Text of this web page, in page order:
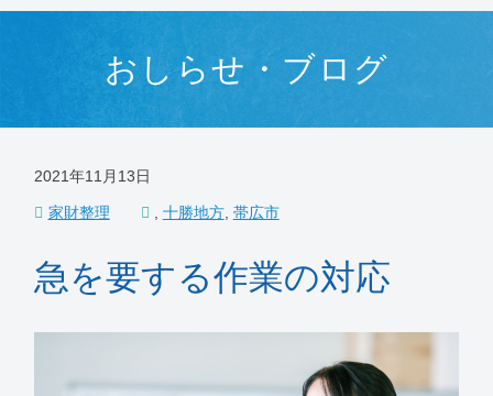
おしらせ・ブログ
2021年11月13日
家財整理 十勝地方, 帯広市
急を要する作業の対応